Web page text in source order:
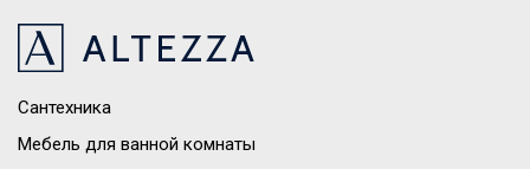
Сантехника
Мебель для ванной комнаты